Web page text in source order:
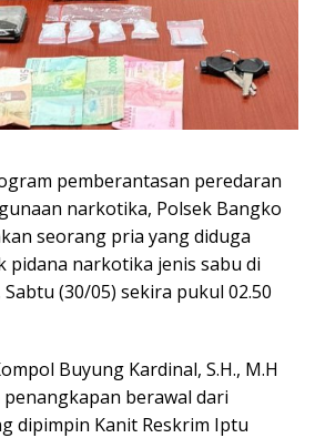
pemberantasan peredaran
narkotika, Polsek Bangko
seorang pria yang diduga
pidana narkotika jenis sabu di
(30/05) sekira pukul 02.50
Buyung Kardinal, S.H., M.H
berawal dari
dipimpin Kanit Reskrim Iptu